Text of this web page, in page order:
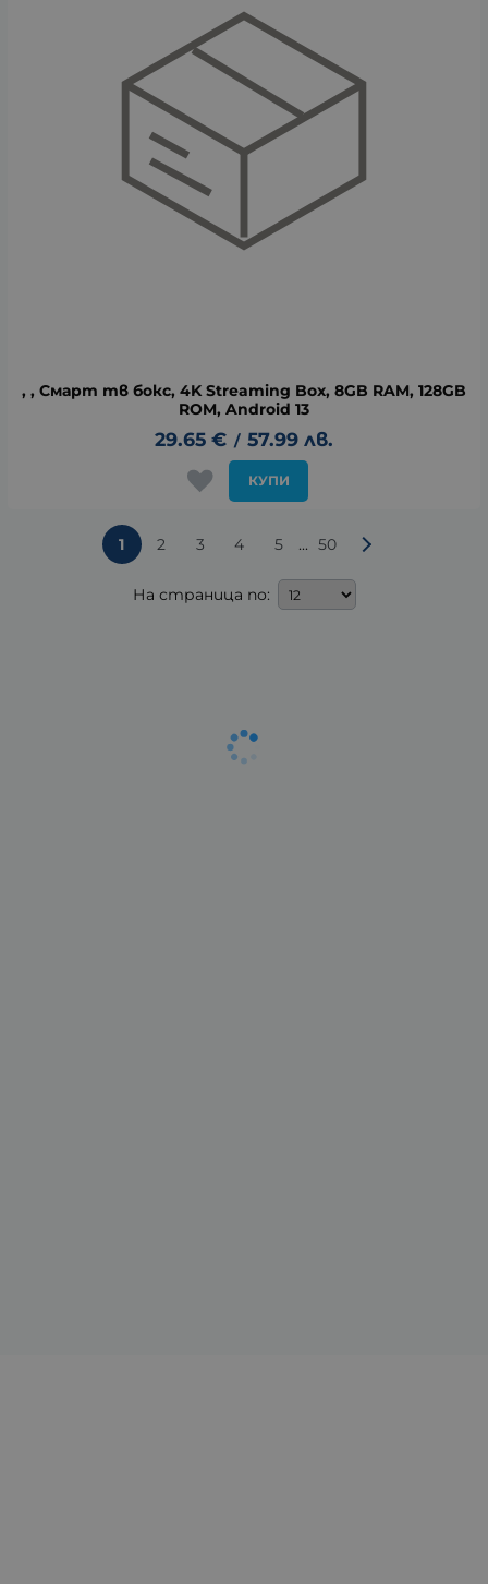
, , Смарт тв бокс, 4K Streaming Box, 8GB RAM, 128GB
ROM, Android 13
29.65 € / 57.99 лв.
КУПИ
1 2 3 4 5 ... 50
На страница по: